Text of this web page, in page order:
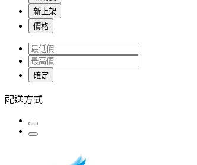
新上架
價格
確定
配送方式